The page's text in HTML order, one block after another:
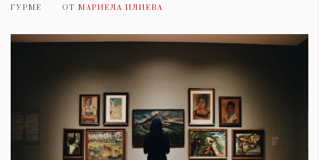
ГУРМЕ ОТ МАРИЕЛА ИЛИЕВА